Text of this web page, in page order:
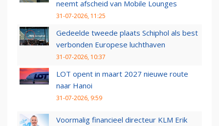
neemt afscheid van Mobile Lounges
31-07-2026, 11:25
Gedeelde tweede plaats Schiphol als best
verbonden Europese luchthaven
31-07-2026, 10:37
LOT opent in maart 2027 nieuwe route
naar Hanoi
31-07-2026, 9:59
Voormalig financieel directeur KLM Erik